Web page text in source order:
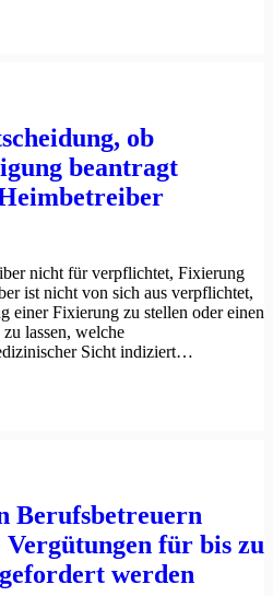
ob
beantragt
nicht für verpflichtet, Fixierung
ist nicht von sich aus verpflichtet,
einer Fixierung zu stellen oder einen
lassen, welche
Sicht indiziert…
Berufsbetreuern
für bis zu
werden